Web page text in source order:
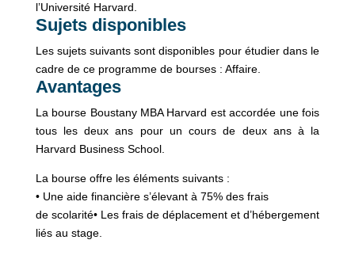
l’Université Harvard.
Sujets disponibles
Les sujets suivants sont disponibles pour étudier dans le
cadre de ce programme de bourses : Affaire.
Avantages
La bourse Boustany MBA Harvard est accordée une fois
tous les deux ans pour un cours de deux ans à la
Harvard Business School.
La bourse offre les éléments suivants :
• Une aide financière s’élevant à 75% des frais
de scolarité• Les frais de déplacement et d’hébergement
liés au stage.